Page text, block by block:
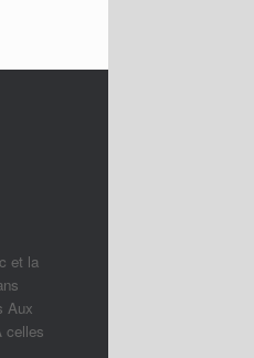
et la
Aux
celles